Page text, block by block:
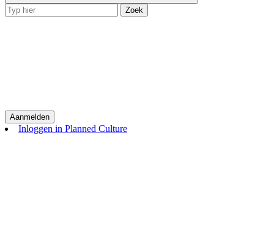
Zoek
Aanmelden
Inloggen in Planned Culture